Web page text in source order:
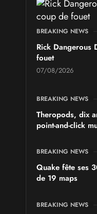
SALONS &
GeekNIID 2026
les 19 et 20
SALONS &
Japan Manga
BREAKING NEWS
Rick Dangerous
fouet
07/08/2026
BREAKING NEWS
Theropods, dix
point-and-click
BREAKING NEWS
Quake fête ses
de 19 maps
BREAKING NEWS